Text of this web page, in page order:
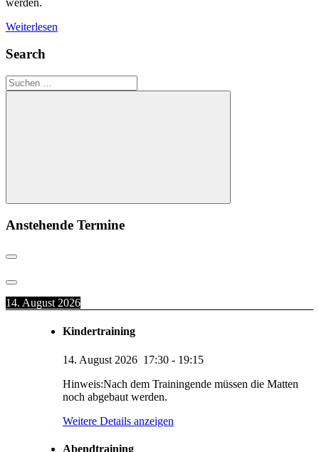
Weiterlesen
Search
Suchen
nach:
Suchen
Anstehende Termine
14. August 2026
Kindertraining
14. August 2026 17:30 - 19:15
Hinweis:Nach dem Trainingende müssen die Matten
noch abgebaut werden.
Weitere Details anzeigen
Abendtraining